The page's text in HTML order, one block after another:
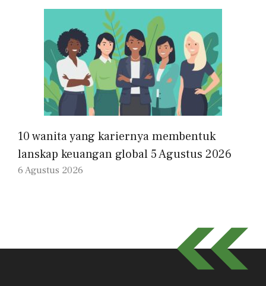
10 wanita yang kariernya membentuk
lanskap keuangan global 5 Agustus 2026
6 Agustus 2026